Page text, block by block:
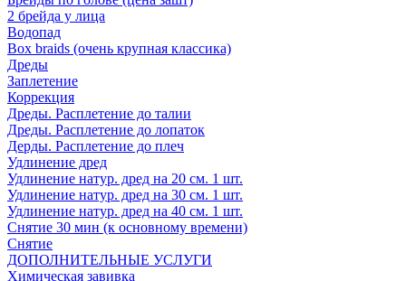
2 брейда у лица
Водопад
Box braids (очень крупная классика)
Дреды
Заплетение
Коррекция
Дреды. Расплетение до талии
Дреды. Расплетение до лопаток
Дерды. Расплетение до плеч
Удлинение дред
Удлинение натур. дред на 20 см. 1 шт.
Удлинение натур. дред на 30 см. 1 шт.
Удлинение натур. дред на 40 см. 1 шт.
Снятие 30 мин (к основному времени)
Снятие
ДОПОЛНИТЕЛЬНЫЕ УСЛУГИ
Химическая завивка